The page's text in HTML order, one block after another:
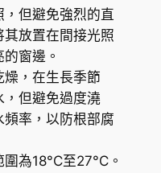
但避免強烈的直
放置在間接光照
窗邊。
，在生長季節
，但避免過度澆
率，以防根部腐
為18°C至27°C。